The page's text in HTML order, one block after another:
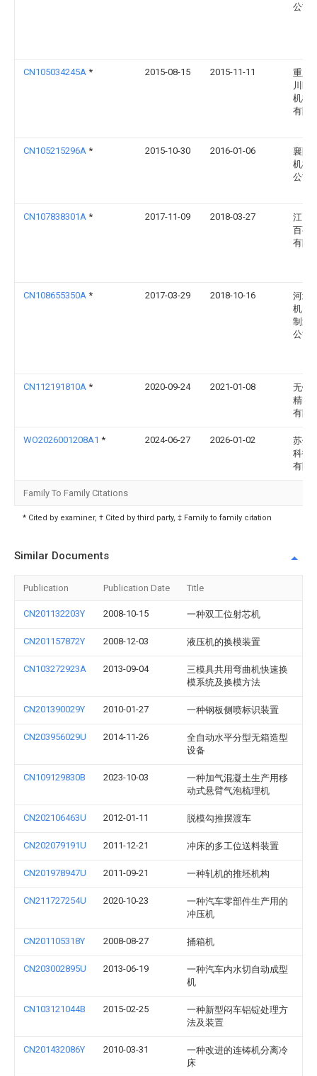
公司
CN105034245A * 2015-08-15 2015-11-11
重庆
川区
机械
有限
CN105215296A * 2015-10-30 2016-01-06
襄阳
机械
公司
CN107838301A * 2017-11-09 2018-03-27
江门
百事
有限
CN108655350A * 2017-03-29 2018-10-16
河北
机电
制造
公司
CN112191810A * 2020-09-24 2021-01-08
无锡
精密
有限
WO2026001208A1 * 2024-06-27 2026-01-02
苏州
科技
有限
Family To Family Citations
* Cited by examiner, † Cited by third party, ‡ Family to family citation
Similar Documents
Publication Publication Date Title
CN201132203Y 2008-10-15 一种双工位射芯机
CN201157872Y 2008-12-03 液压机的换模装置
CN103272923A 2013-09-04
三模具共用弯曲机快速换
模系统及换模方法
CN201390029Y 2010-01-27 一种钢板侧喷标识装置
CN203956029U 2014-11-26
全自动水平分型无箱造型
设备
CN109129830B 2023-10-03
一种加气混凝土生产用移
动式悬臂气泡梳理机
CN202106463U 2012-01-11 脱模勾推摆渡车
CN202079191U 2011-12-21 冲床的多工位送料装置
CN201978947U 2011-09-21 一种轧机的推坯机构
CN211727254U 2020-10-23
一种汽车零部件生产用的
冲压机
CN201105318Y 2008-08-27 捅箱机
CN203002895U 2013-06-19
一种汽车内水切自动成型
机
CN103121044B 2015-02-25
一种新型闷车铝锭处理方
法及装置
CN201432086Y 2010-03-31
一种改进的连铸机分离冷
床